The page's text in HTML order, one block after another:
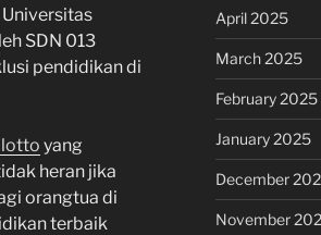
SDN 013
pendidikan di
yang
heran jika
orangtua di
terbaik
April 2025
March 2025
February 2025
January 2025
December
November